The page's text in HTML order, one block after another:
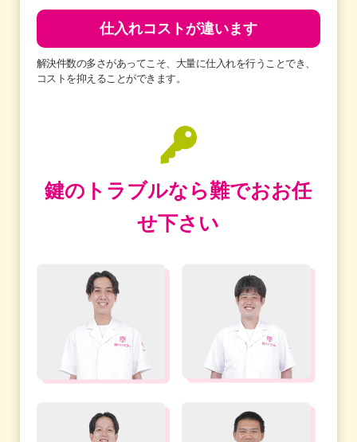
仕入れコストが違います
解決件数の多さがあってこそ、大量に仕入れを行うことでき、
コストを抑えることができます。
鍵のトラブルなら難でおお任
せ下さい